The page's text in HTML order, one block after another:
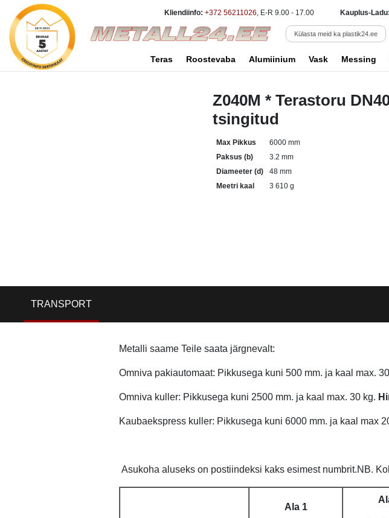
Kliendiinfo: +372 56211026, E-R 9.00 - 17.00 Kauplus-Ladu:
Külasta meid ka plastik24.ee
Teras Roostevaba Alumiinium Vask Messing
Z040M * Terastoru
tsingitud
Max Pikkus
6000 mm
Paksus (b)
3.2 mm
Diameeter (d)
48 mm
Meetri kaal
3 610 g
TRANSPORT
Metalli saame Teile saata järgnevalt:
Omniva pakiautomaat: Pikkusega kuni 500 mm. ja kaal max.
Omniva kuller: Pikkusega kuni 2500 mm. ja kaal max. 30 kg.
Kaubaekspress kuller: Pikkusega kuni 6000 mm. ja kaal max
Asukoha aluseks on postiindeksi kaks esimest numbrit.NB.
Ala 1